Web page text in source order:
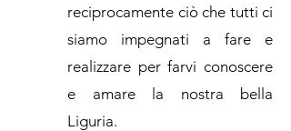
reciprocamente ciò che tutti ci
siamo impegnati a fare e
realizzare per farvi conoscere
e amare la nostra bella
Liguria.